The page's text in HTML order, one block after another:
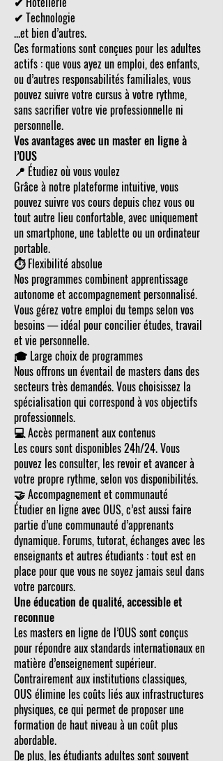
✔ Technologie
...et bien d’autres.
Ces formations sont conçues pour les adultes
actifs : que vous ayez un emploi, des enfants,
ou d’autres responsabilités familiales, vous
pouvez suivre votre cursus à votre rythme,
sans sacrifier votre vie professionnelle ni
personnelle.
Vos avantages avec un master en ligne à
l’OUS
📍 Étudiez où vous voulez
Grâce à notre plateforme intuitive, vous
pouvez suivre vos cours depuis chez vous ou
tout autre lieu confortable, avec uniquement
un smartphone, une tablette ou un ordinateur
portable.
⏱ Flexibilité absolue
Nos programmes combinent apprentissage
autonome et accompagnement personnalisé.
Vous gérez votre emploi du temps selon vos
besoins — idéal pour concilier études, travail
et vie personnelle.
🎓 Large choix de programmes
Nous offrons un éventail de masters dans des
secteurs très demandés. Vous choisissez la
spécialisation qui correspond à vos objectifs
professionnels.
💻 Accès permanent aux contenus
Les cours sont disponibles 24h/24. Vous
pouvez les consulter, les revoir et avancer à
votre propre rythme, selon vos disponibilités.
🤝 Accompagnement et communauté
Étudier en ligne avec OUS, c’est aussi faire
partie d’une communauté d’apprenants
dynamique. Forums, tutorat, échanges avec les
enseignants et autres étudiants : tout est en
place pour que vous ne soyez jamais seul dans
votre parcours.
Une éducation de qualité, accessible et
reconnue
Les masters en ligne de l’OUS sont conçus
pour répondre aux standards internationaux en
matière d’enseignement supérieur.
Contrairement aux institutions classiques,
OUS élimine les coûts liés aux infrastructures
physiques, ce qui permet de proposer une
formation de haut niveau à un coût plus
abordable.
De plus, les étudiants adultes sont souvent